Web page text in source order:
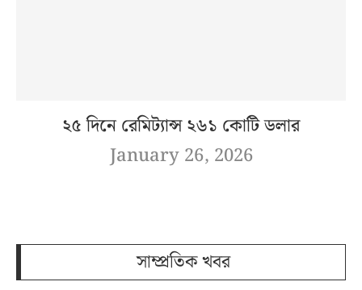
২৫ দিনে রেমিট্যান্স ২৬১ কোটি ডলার
January 26, 2026
সাম্প্রতিক খবর